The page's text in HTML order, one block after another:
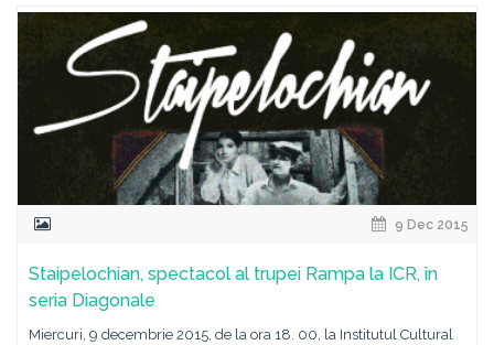
9 Dec 2015
Staipelochian, spectacol al trupei Rampa la ICR, în
seria Diagonale
Miercuri, 9 decembrie 2015, de la ora 18. 00, la Institutul Cultural